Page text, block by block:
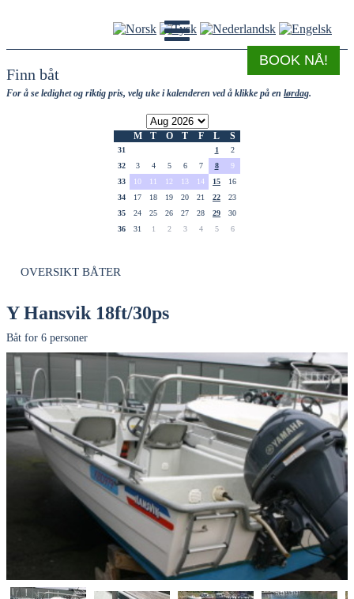
BOOK NÅ!
Finn båt
For å se ledighet og riktig pris, velg uke i kalenderen ved å klikke på en lørdag.
M T O T F L S
31 1
2
32
3 4 5 6 7 8
9
33
10 11 12 13 14 15
16
34
17 18 19 20 21 22
23
35
24 25 26 27 28 29
30
36
31 1 2 3 4 5 6
OVERSIKT BÅTER
Y Hansvik 18ft/30ps
Båt for 6 personer